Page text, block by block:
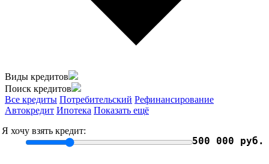
Виды кредитов
Поиск кредитов
Все кредиты Потребительский Рефинансирование
Автокредит Ипотека Показать ещё
Я хочу взять кредит:
500 000 руб.